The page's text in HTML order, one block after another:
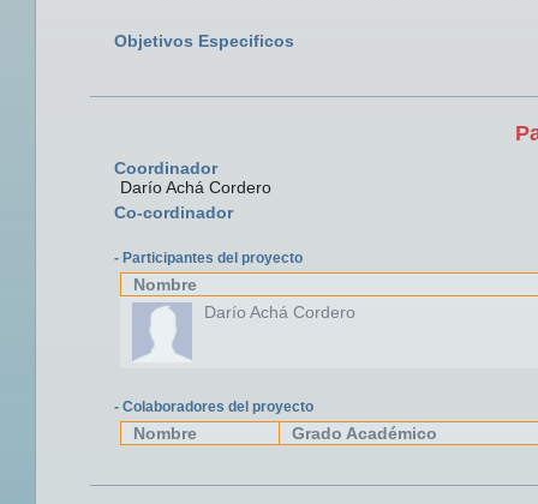
Objetivos Especificos
Coordinador
Darío Achá Cordero
Co-cordinador
- Participantes del proyecto
Nombre
Darío Achá Cordero
- Colaboradores del proyecto
Nombre Grado Académico